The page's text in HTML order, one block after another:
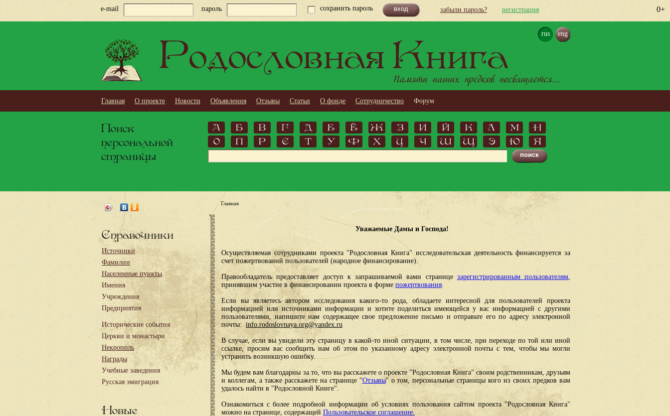
0+
e-mail пароль сохранить пароль забыли пароль? регистрация
rus eng
Родословная Книга
Памяти наших предков посвящается...
Главная О проекте Новости Объявления Отзывы Статьи О фонде Сотрудничество Форум
Поиск
персональной
страницы
А Б В Г Д Е Ё Ж З И Й К Л М
Н
О
П Р С Т У Ф Х Ц Ч Ш Щ Э Ю Я
Справочники
Источники
Фамилии
Населенные пункты
Имения
Учреждения
Предприятия
Исторические события
Церкви и монастыри
Некрополь
Награды
Учебные заведения
Русская эмиграция
Новые
Главная
Уважаемые Дамы и Господа!
Осуществляемая сотрудниками проекта "Родословная Книга" исследовательская деятельность финансируется за
счет пожертвований пользователей (народное финансирование).
Правообладатель предоставляет доступ к запрашиваемой вами странице зарегистрированным пользователям,
принявшим участие в финансировании проекта в форме пожертвования.
Если вы являетесь автором исследования какого-то рода, обладаете интересной для пользователей проекта
информацией или источниками информации и хотите поделиться имеющейся у вас информацией с другими
пользователями, напишите нам содержащее свое предложение письмо и отправьте его по адресу электронной
почты: info.rodoslovnaya.org@yandex.ru
В случае, если вы увидели эту страницу в какой-то иной ситуации, в том числе, при переходе по той или иной
ссылке, просим вас сообщить нам об этом по указанному адресу электронной почты с тем, чтобы мы могли
устранить возникшую ошибку.
Мы будем вам благодарны за то, что вы расскажете о проекте "Родословная Книга" своим родственникам, друзьям
и коллегам, а также расскажете на странице "Отзывы" о том, персональные страницы кого из своих предков вам
удалось найти в "Родословной Книге".
Ознакомиться с более подробной информации об условиях пользования сайтом проекта "Родословная Книга"
можно на странице, содержащей Пользовательское соглашение.